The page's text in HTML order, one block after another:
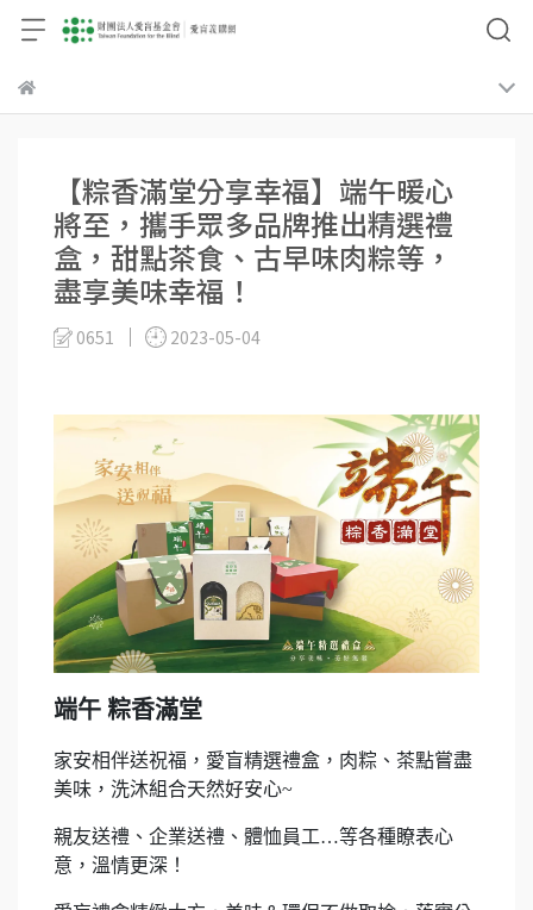
【粽香滿堂分享幸福】端午暖心
將至，攜手眾多品牌推出精選禮
盒，甜點茶食、古早味肉粽等，
盡享美味幸福！
0651 2023-05-04
端午 粽香滿堂
家安相伴送祝福，愛盲精選禮盒，肉粽、茶點嘗盡
美味，洗沐組合天然好安心~
親友送禮、企業送禮、體恤員工…等各種瞭表心
意，溫情更深！